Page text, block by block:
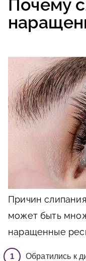
Почему
Причин
может быть
наращенные
Обратились к